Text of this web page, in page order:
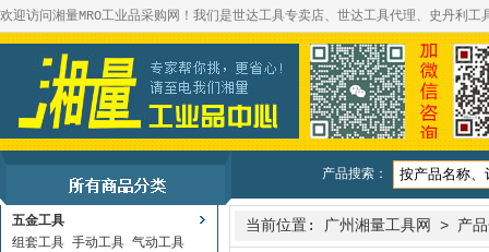
欢迎访问湘量MRO工业品采购网！我们是世达工具专卖店、世达工具代理、史丹利
产品搜索：
五金工具
组套工具 手动工具 气动工具
当前位置: 广州湘量工具网 > 产